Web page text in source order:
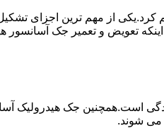
کرد.یکی از مهم ترین اجزای
تعویض و تعمیر جک
است.همچنین جک هیدرولیک
می شوند.